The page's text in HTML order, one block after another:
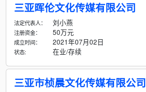
三亚晖伦文化传媒有限公司
法定代表人： 刘小燕
注册资金： 50万元
成立时间： 2021年07月02日
状态: 在业/存续
三亚市桢晨文化传媒有限公司